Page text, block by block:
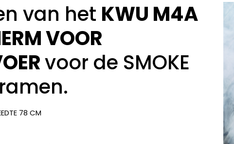
van het KWU M4A
VOOR
voor de SMOKE
78 CM